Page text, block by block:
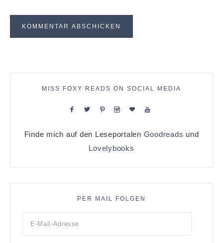
MISS FOXY READS ON SOCIAL MEDIA
Finde mich auf den Leseportalen Goodreads und
Lovelybooks
PER MAIL FOLGEN